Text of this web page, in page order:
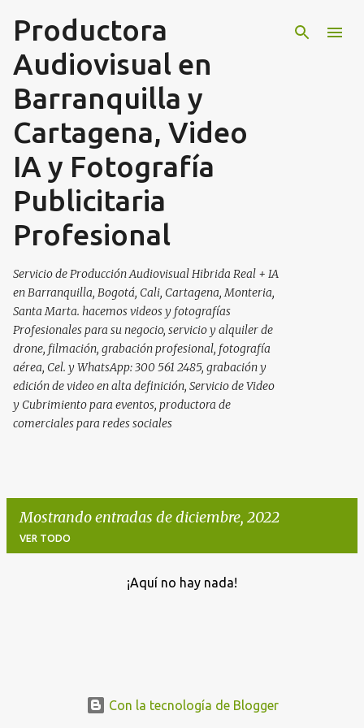
Ir al contenido principal
Productora
Audiovisual en
Barranquilla y
Cartagena, Video
IA y Fotografía
Publicitaria
Profesional
Servicio de Producción Audiovisual Hibrida Real + IA
en Barranquilla, Bogotá, Cali, Cartagena, Monteria,
Santa Marta. hacemos videos y fotografías
Profesionales para su negocio, servicio y alquiler de
drone, filmación, grabación profesional, fotografía
aérea, Cel. y WhatsApp: 300 561 2485, grabación y
edición de video en alta definición, Servicio de Video
y Cubrimiento para eventos, productora de
comerciales para redes sociales
Mostrando entradas de diciembre, 2022
VER TODO
¡Aquí no hay nada!
Con la tecnología de Blogger